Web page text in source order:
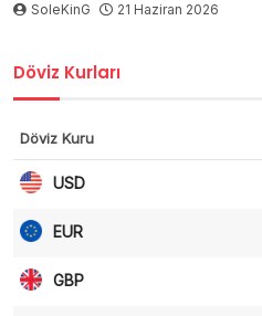
SoleKinG 21 Haziran 2026
Döviz Kurları
Döviz Kuru
USD
EUR
GBP